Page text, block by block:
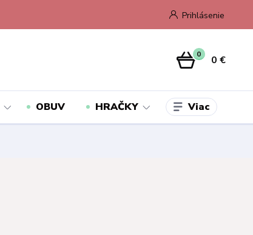
Prihlásenie
0 0 €
OBUV HRAČKY Viac